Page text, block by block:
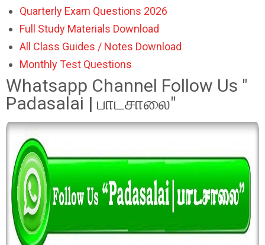
Quarterly Exam Questions 2026
Full Study Materials Download
All Class Guides / Notes Download
Monthly Test Questions
Whatsapp Channel Follow Us "
Padasalai | பாடசாலை"